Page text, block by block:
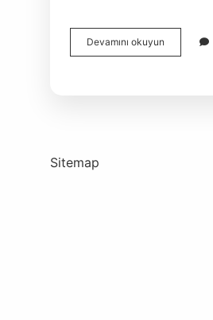
Devamını okuyun Katetmek
Ne
Sitemap